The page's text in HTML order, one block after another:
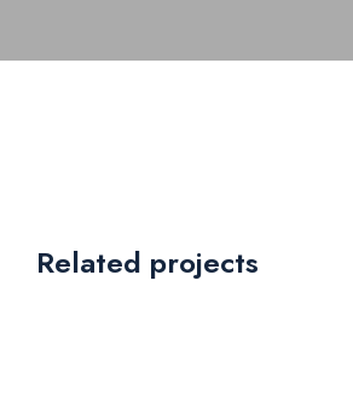
Related projects